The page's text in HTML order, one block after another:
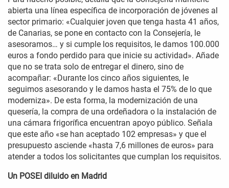
abierta una línea específica de incorporación de jóvenes al
sector primario: «Cualquier joven que tenga hasta 41 años,
de Canarias, se pone en contacto con la Consejería, le
asesoramos… y si cumple los requisitos, le damos 100.000
euros a fondo perdido para que inicie su actividad». Añade
que no se trata solo de entregar el dinero, sino de
acompañar: «Durante los cinco años siguientes, le
seguimos asesorando y le damos hasta el 75% de lo que
moderniza». De esta forma, la modernización de una
quesería, la compra de una ordeñadora o la instalación de
una cámara frigorífica encuentran apoyo público. Señala
que este año «se han aceptado 102 empresas» y que el
presupuesto asciende «hasta 7,6 millones de euros» para
atender a todos los solicitantes que cumplan los requisitos.
Un POSEI diluido en Madrid